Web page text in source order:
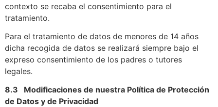
contexto se recaba el consentimiento para el
tratamiento.
Para el tratamiento de datos de menores de 14 años
dicha recogida de datos se realizará siempre bajo el
expreso consentimiento de los padres o tutores
legales.
8.3 Modificaciones de nuestra Política de Protección
de Datos y de Privacidad